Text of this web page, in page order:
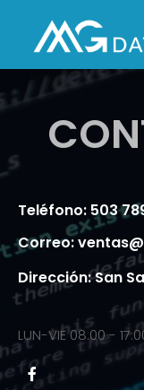
Teléfono: 503
Correo:
Dirección: San
LUN-VIE 08:00 -